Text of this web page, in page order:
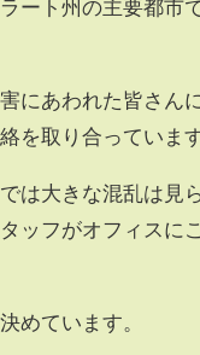
ート州の主要都市で
にあわれた皆さん
を取り合っています
は大きな混乱は見
ッフがオフィスに
めています。